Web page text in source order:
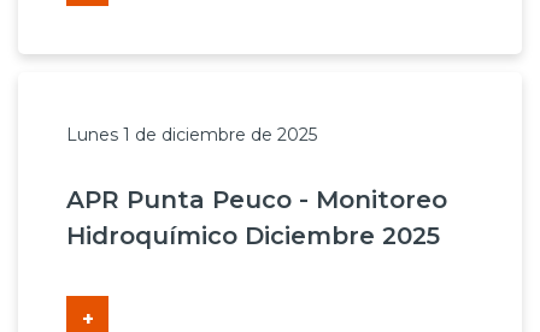
Lunes 1 de diciembre de 2025
APR Punta Peuco - Monitoreo
Hidroquímico Diciembre 2025
+